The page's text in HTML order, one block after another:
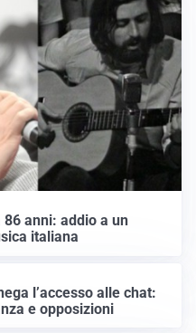
86 anni: addio a un
italiana
l’accesso alle chat:
e opposizioni